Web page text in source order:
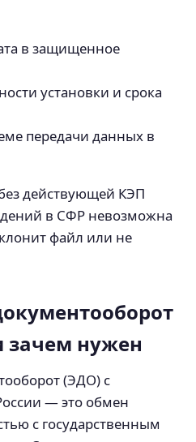
в защищенное
установки и срока
передачи данных в
действующей КЭП
в СФР невозможна
файл или не
зачем нужен
(ЭДО) с
— это обмен
с государственным